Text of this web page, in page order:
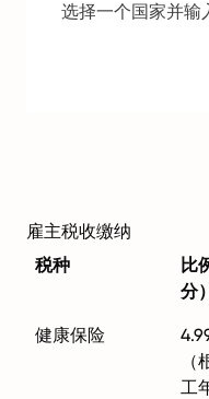
选择一个国家并输
雇主税收缴纳
税种
比
分）
健康保险
工